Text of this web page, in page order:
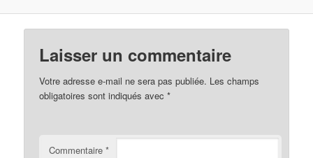
Laisser un commentaire
Votre adresse e-mail ne sera pas publiée. Les champs
obligatoires sont indiqués avec*
Commentaire*